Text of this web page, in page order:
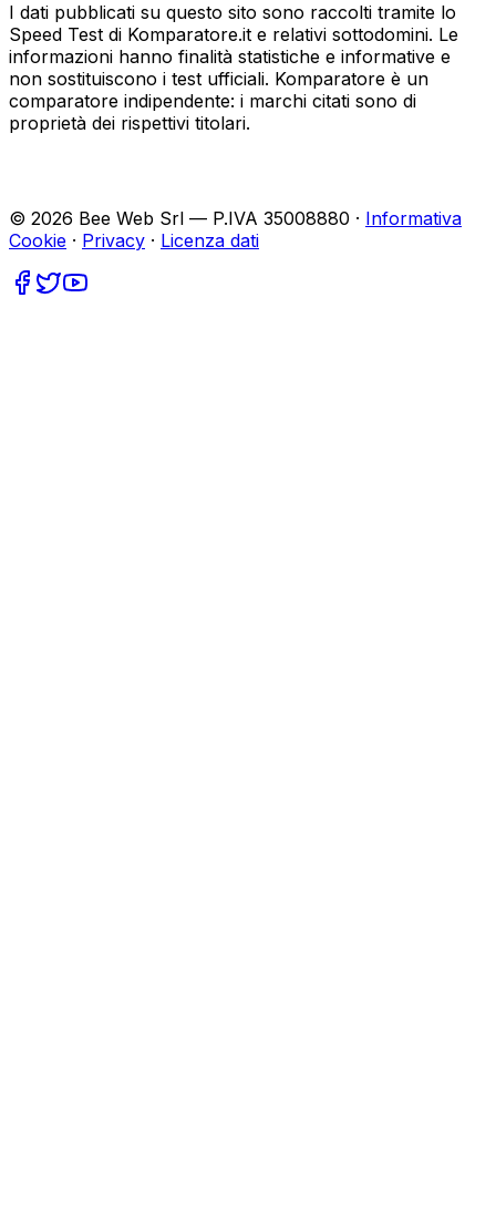
I dati pubblicati su questo sito sono raccolti tramite lo
Speed Test di Komparatore.it e relativi sottodomini. Le
informazioni hanno finalità statistiche e informative e
non sostituiscono i test ufficiali. Komparatore è un
comparatore indipendente: i marchi citati sono di
proprietà dei rispettivi titolari.
© 2026 Bee Web Srl — P.IVA 35008880 · Informativa
Cookie · Privacy · Licenza dati